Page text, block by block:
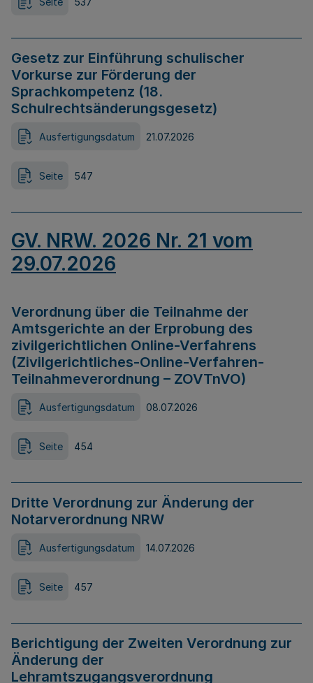
Gesetz zur Einführung schulischer
Vorkurse zur Förderung der
Sprachkompetenz (18.
Schulrechtsänderungsgesetz)
Ausfertigungsdatum 21.07.2026
Seite 547
GV. NRW. 2026 Nr. 21 vom
29.07.2026
Verordnung über die Teilnahme der
Amtsgerichte an der Erprobung des
zivilgerichtlichen Online-Verfahrens
(Zivilgerichtliches-Online-Verfahren-
Teilnahmeverordnung – ZOVTnVO)
Ausfertigungsdatum 08.07.2026
Seite 454
Dritte Verordnung zur Änderung der
Notarverordnung NRW
Ausfertigungsdatum 14.07.2026
Seite 457
Berichtigung der Zweiten Verordnung zur
Änderung der
Lehramtszugangsverordnung